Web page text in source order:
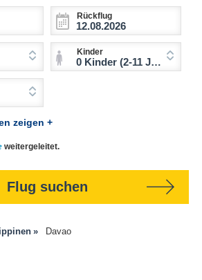
Rückflug
Kinder
0 Kinder (2-11 Jahre)
zeigen +
weitergeleitet.
Flug suchen
Davao